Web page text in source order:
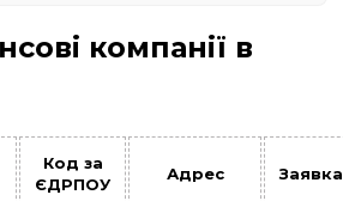
компанії в
Код за
ЄДРПОУ
Адрес Заявка